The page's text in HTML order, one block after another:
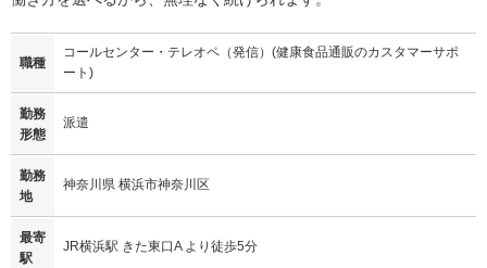
職種
コールセンター・テレオペ（発信）(健康食品通販のカスタマーサポ
ート)
勤務
形態
派遣
勤務
地
神奈川県 横浜市神奈川区
最寄
駅
JR横浜駅 きた東口A より徒歩5分